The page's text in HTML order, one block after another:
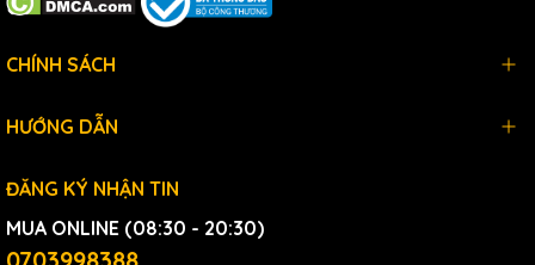
hóa học độc hại. Đối với những gia đình có trẻ nhỏ hoặc
lọc có chứng nhận rõ ràng là cách bảo vệ sức khỏe chủ
CHÍNH SÁCH
HƯỚNG DẪN
ĐĂNG KÝ NHẬN TIN
MUA ONLINE (08:30 - 20:30)